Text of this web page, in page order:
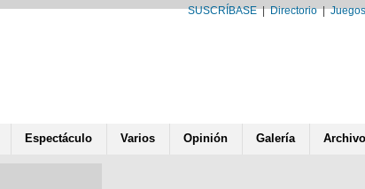
SUSCRÍBASE|Directorio|Juegos
Espectáculo Varios Opinión Galería Archivo